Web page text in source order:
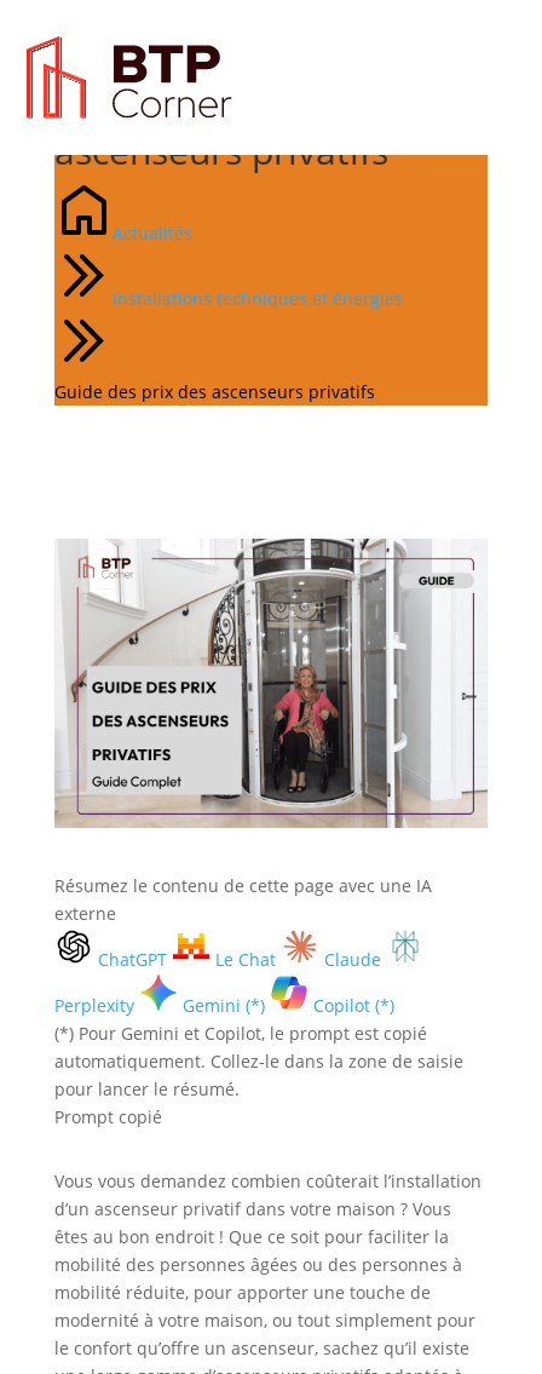
Guide des prix des
ascenseurs privatifs
Actualités
Installations techniques et énergies
Guide des prix des ascenseurs privatifs
Résumez le contenu de cette page avec une IA
externe
ChatGPT
Le Chat
Claude
Perplexity
Gemini (*)
Copilot (*)
(*) Pour Gemini et Copilot, le prompt est copié
automatiquement. Collez-le dans la zone de saisie
pour lancer le résumé.
Prompt copié
Vous vous demandez combien coûterait l’installation
d’un ascenseur privatif dans votre maison ? Vous
êtes au bon endroit ! Que ce soit pour faciliter la
mobilité des personnes âgées ou des personnes à
mobilité réduite, pour apporter une touche de
modernité à votre maison, ou tout simplement pour
le confort qu’offre un ascenseur, sachez qu’il existe